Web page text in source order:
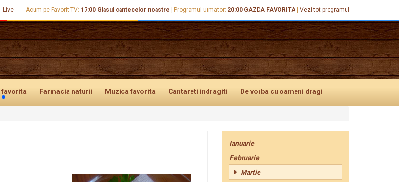
Live Acum pe Favorit TV: 17:00 Glasul cantecelor noastre Programul urmator: 20:00 GAZDA FAVORITA Vezi tot programul
favorita Farmacia naturii Muzica favorita Cantareti indragiti De vorba cu oameni dragi
Ianuarie
Februarie
Martie